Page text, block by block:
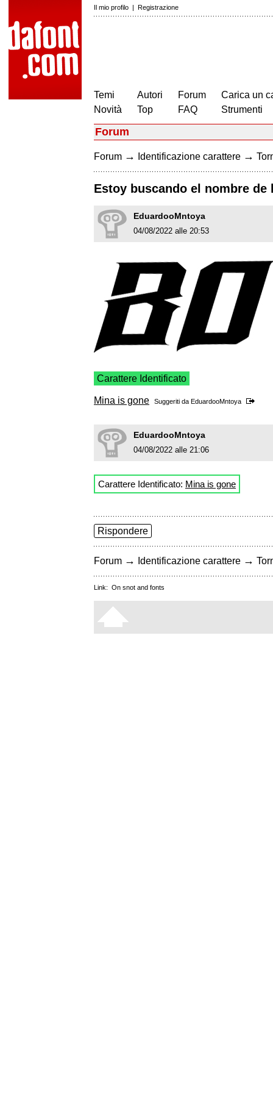
Il mio profilo | Registrazione
Temi
Novità
Autori
Top
Forum
FAQ
Carica un
Strumenti
Forum
Forum → Identificazione carattere →
Estoy buscando el nombre
EduardooMntoya
04/08/2022 alle 20:53
Carattere Identificato
Mina is gone Suggeriti da EduardooMntoya
EduardooMntoya
04/08/2022 alle 21:06
Carattere Identificato: Mina is gone
Rispondere
Forum → Identificazione carattere →
Link: On snot and fonts